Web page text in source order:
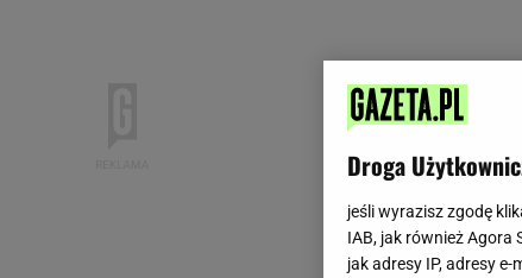
Droga
jeśli wyrazisz zgodę
IAB, jak również Agora
jak adresy IP, adresy